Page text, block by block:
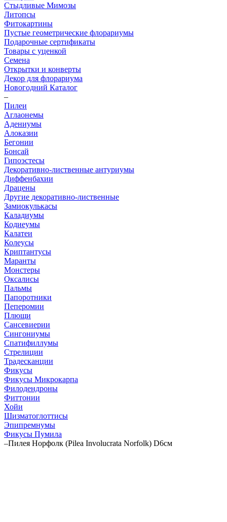
Стыдливые Мимозы
Литопсы
Фитокартины
Пустые геометрические флорариумы
Подарочные сертификаты
Товары с уценкой
Семена
Открытки и конверты
Декор для флорариума
Новогодний Каталог
–
Пилеи
Аглаонемы
Адениумы
Алоказии
Бегонии
Бонсай
Гипоэстесы
Декоративно-лиственные антуриумы
Диффенбахии
Драцены
Другие декоративно-лиственные
Замиокулькасы
Каладиумы
Кодиеумы
Калатеи
Колеусы
Криптантусы
Маранты
Монстеры
Оксалисы
Пальмы
Папоротники
Пеперомии
Плющи
Сансевиерии
Сингониумы
Спатифиллумы
Стрелиции
Традесканции
Фикусы
Фикусы Микрокарпа
Филодендроны
Фиттонии
Хойи
Шизматоглоттисы
Эпипремнумы
Фикусы Пумила
–Пилея Норфолк (Pilea Involucrata Norfolk) D6см